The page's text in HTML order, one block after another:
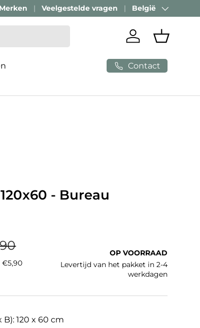
Merken Veelgestelde vragen Land/Regio
België
InloggenMandje
Contact
- Bureau
prijs
€5,90
OP VOORRAAD
Levertijd van het pakket in 2-4
werkdagen
120 x 60 cm